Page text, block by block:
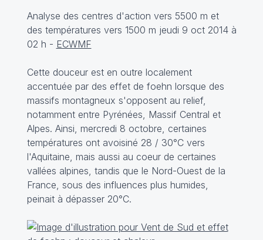
Analyse des centres d'action vers 5500 m et
des températures vers 1500 m jeudi 9 oct 2014 à
02 h - ECWMF
Cette douceur est en outre localement
accentuée par des effet de foehn lorsque des
massifs montagneux s'opposent au relief,
notamment entre Pyrénées, Massif Central et
Alpes. Ainsi, mercredi 8 octobre, certaines
températures ont avoisiné 28 / 30°C vers
l'Aquitaine, mais aussi au coeur de certaines
vallées alpines, tandis que le Nord-Ouest de la
France, sous des influences plus humides,
peinait à dépasser 20°C.